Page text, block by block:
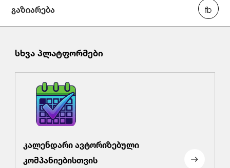
გაზიარება
გადაწყვეტილება_გ-26-16-239,_28.05_.26_.pdf
სხვა პლატფორმები
კალენდარი ავტორიზებული
კომპანიებისთვის